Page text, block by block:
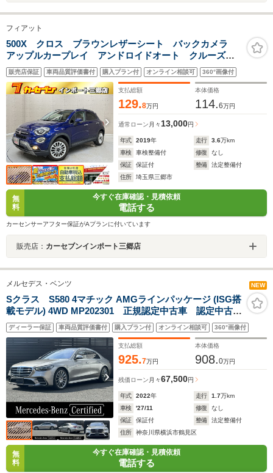
フィアット
500X クロス ブラウンレザーシート バックカメラ
アップルカープレイ アンドロイドオート クルーズコ
ントロール シートヒーター プッシュスタート ETC
販売店保証 車両品質評価書付 購入プラン付 オンライン相談可 360°画像付
支払総額
129.8万円
本体価格
114.6万円
通常ローン 月々 13,000円
年式 2019年 走行 3.6万km
車検
車検整備付 修復
なし
保証
保証付 整備
法定整備付
住所
埼玉県三郷市
無
料
今すぐ在庫確認・見積依頼
電話する
カーセンサーアフター保証がAプランに付いています
販売店： カーセブンインポート三郷店
メルセデス・ベンツ NEW
Sクラス S580 4マチック AMGラインパッケージ (ISG搭
載モデル) 4WD MP202301 正規認定中古車 認定中古車
保証2年付き AMGラインパッケージ パノラミックス
ライディングルーフ ブルメスターサラウンドサウンド
システム ACC 360°カメラ オートトランク レーダ
ーセーフティ LED USB
ディーラー保証 車両品質評価書付 購入プラン付 オンライン相談可 360°画像付
支払総額
925.7万円
本体価格
908.0万円
残価ローン 月々67,500円
年式 2022年 走行 1.7万km
車検
'27/11 修復
なし
保証
保証付 整備
法定整備付
住所
神奈川県横浜市鶴見区
無
料
今すぐ在庫確認・見積依頼
電話する